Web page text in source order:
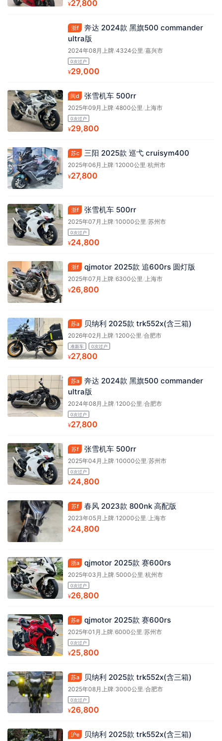
¥27,800
浙f
奔达 2024款 黑旗500 commander
ultra版
2024年08月上牌/4324公里/嘉兴市
0次过户
¥29,000
闽d 张雪机车 500rr
2025年09月上牌/4800公里/上海市
0次过户
¥29,800
苏c 三阳 2025款 巡弋 cruisym400
2025年06月上牌/12000公里/杭州市
¥27,800
浙f 张雪机车 500rr
2025年07月上牌/10000公里/苏州市
0次过户
¥24,800
浙f qjmotor 2025款 追600rs 圆灯版
2025年07月上牌/6300公里/上海市
¥26,800
苏a 贝纳利 2025款 trk552x(含三箱)
2026年02月上牌/1200公里/合肥市
准新车 0次过户
¥27,800
苏a
奔达 2024款 黑旗500 commander
ultra版
2024年08月上牌/1200公里 /合肥市
0次过户
¥27,800
苏f 张雪机车 500rr
2025年04月上牌/10000公里 /苏州市
0次过户
¥24,800
苏f 春风 2023款 800nk 高配版
2023年05月上牌/12000公里 /上海市
¥24,800
浙a qjmotor 2025款 赛600rs
2025年03月上牌/5000公里 /杭州市
0次过户
¥26,800
苏e qjmotor 2025款 赛600rs
2025年01月上牌/6000公里 /苏州市
0次过户
¥25,800
苏a 贝纳利 2025款 trk552x(含三箱)
2025年08月上牌/3000公里 /合肥市
0次过户
¥26,800
沪e 贝纳利 2025款 trk552x(含三箱)